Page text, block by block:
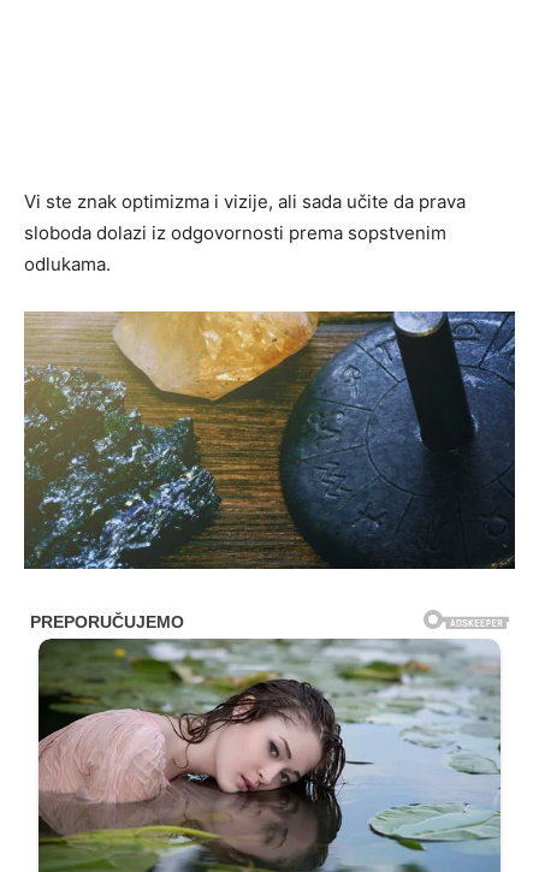
Vi ste znak optimizma i vizije, ali sada učite da prava
sloboda dolazi iz odgovornosti prema sopstvenim
odlukama.